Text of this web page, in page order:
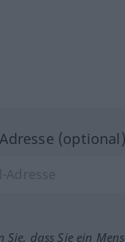
(optional)
Sie, dass Sie ein